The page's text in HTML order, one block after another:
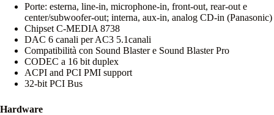
Porte: esterna, line-in, microphone-in, front-out, rear-out e
center/subwoofer-out; interna, aux-in, analog CD-in (Panasonic)
Chipset C-MEDIA 8738
DAC 6 canali per AC3 5.1canali
Compatibilità con Sound Blaster e Sound Blaster Pro
CODEC a 16 bit duplex
ACPI and PCI PMI support
32-bit PCI Bus
Hardware